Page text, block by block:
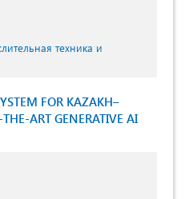
техника и
FOR KAZAKH–
ART GENERATIVE AI